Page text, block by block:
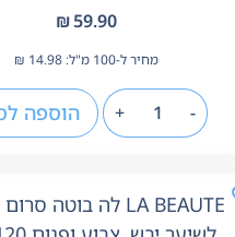
₪59.90
מחיר ל-100 מ"ל: ₪ 14.98
-
+ הוספה